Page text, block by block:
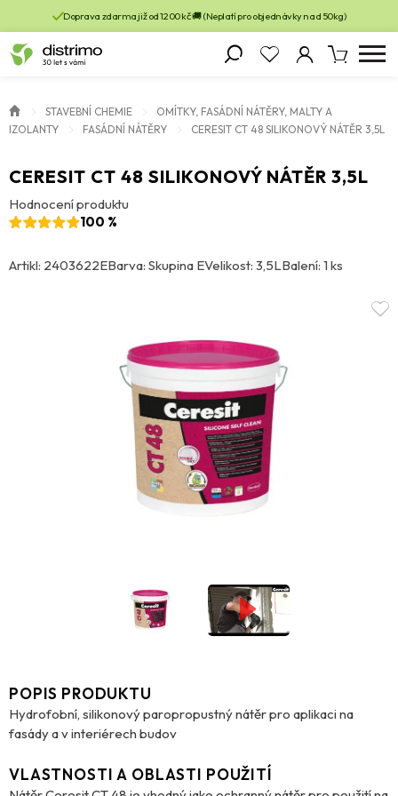
Doprava zdarma již od 1200 kč 🚚 (Neplatí pro objednávky nad 50kg)
STAVEBNÍ CHEMIE
OMÍTKY, FASÁDNÍ NÁTĚRY, MALTY A
IZOLANTY
FASÁDNÍ NÁTĚRY CERESIT CT 48 SILIKONOVÝ NÁTĚR 3,5L
CERESIT CT 48 SILIKONOVÝ NÁTĚR 3,5L
Hodnocení produktu
100 %
Artikl: 2403622EBarva: Skupina EVelikost: 3,5LBalení: 1 ks
POPIS PRODUKTU
Hydrofobní, silikonový paropropustný nátěr pro aplikaci na
fasády a v interiérech budov
VLASTNOSTI A OBLASTI POUŽITÍ